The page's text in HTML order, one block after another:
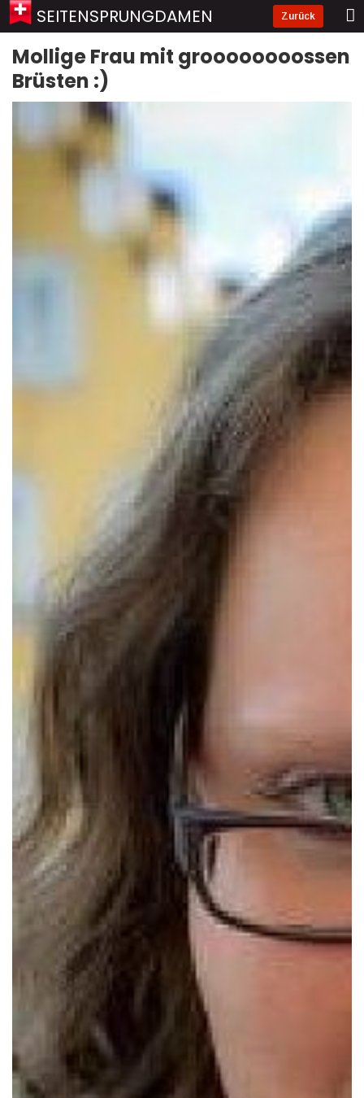
SEITENSPRUNGDAMEN Zurück
Mollige Frau mit groooooooossen
Brüsten :)